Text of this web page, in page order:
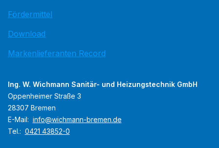
Fördermittel
Download
Markenlieferanten Record
Ing. W. Wichmann Sanitär- und Heizungstechnik GmbH
Oppenheimer Straße 3
28307 Bremen
E-Mail: info@wichmann-bremen.de
Tel.: 0421 43852-0